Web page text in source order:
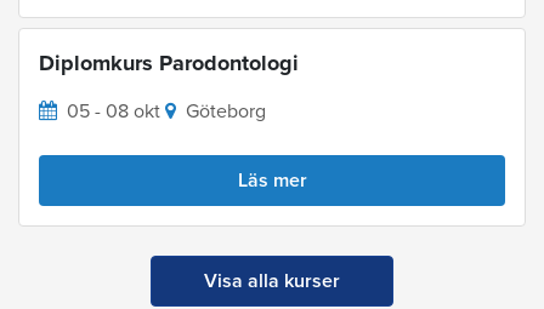
Diplomkurs Parodontologi
05 - 08 okt Göteborg
Läs mer
Visa alla kurser